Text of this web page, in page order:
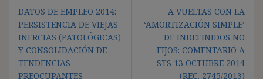
de
entradas
DATOS DE EMPLEO 2014:
PERSISTENCIA DE VIEJAS
INERCIAS (PATOLÓGICAS)
Y CONSOLIDACIÓN DE
TENDENCIAS
PREOCUPANTES
A VUELTAS CON LA
‘AMORTIZACIÓN SIMPLE’
DE INDEFINIDOS NO
FIJOS: COMENTARIO A
STS 13 OCTUBRE 2014
(REC. 2745/2013)